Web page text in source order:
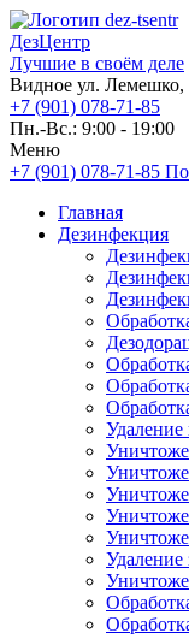
ДезЦентр
Лучшие в своём деле
Видное ул. Лемешко,
+7 (901) 078-71-85
Пн.-Вс.: 9:00 - 19:00
Меню
+7 (901) 078-71-85
Главная
Дезинфекция
Удаление
Удаление